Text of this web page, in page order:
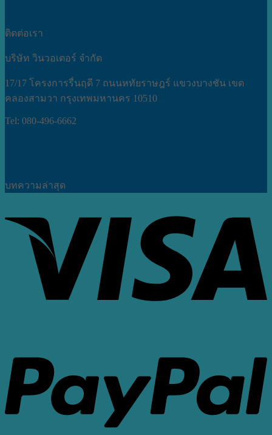
ติดต่อเรา
บริษัท วินวอเตอร์ จำกัด
17/17 โครงการรื่นฤดี 7 ถนนหทัยราษฎร์ แขวงบางชัน เขต
คลองสามวา กรุงเทพมหานคร 10510
Tel: 080-496-6662
บทความล่าสุด